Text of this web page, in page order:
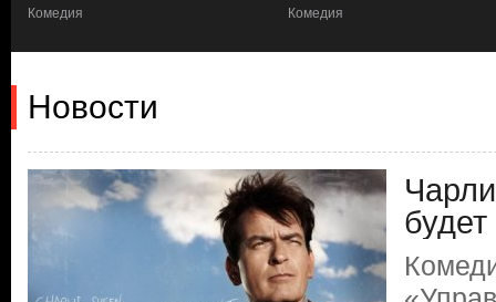
Комедия Комедия
Новости